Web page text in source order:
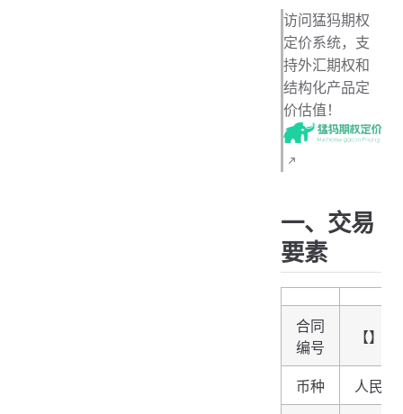
一、交易要素
三、费用支付条款
访问猛犸期权
定价系统，支
持外汇期权和
结构化产品定
价估值！
一、交易
要素
合同
编号
【】
币种 人民币